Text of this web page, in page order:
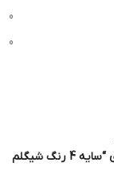
0
0
اولین نفری باشید که دیدگاهی را ارسال می کنید برای “سایه 4 رنگ شیگلم